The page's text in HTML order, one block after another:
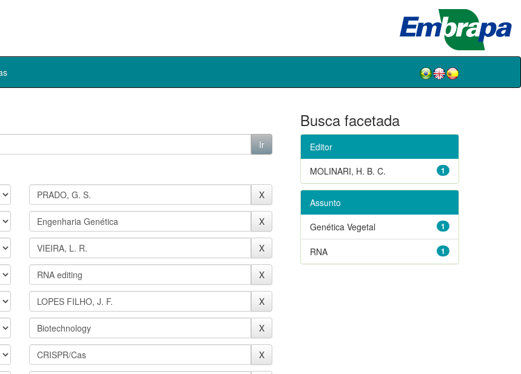
Busca facetada
Editor
1
MOLINARI, H. B. C.
Assunto
1
Genética Vegetal
1
RNA